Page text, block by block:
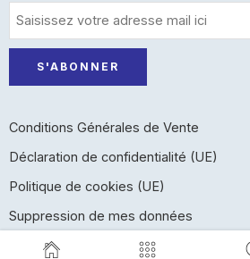
Conditions Générales de Vente
Déclaration de confidentialité (UE)
Politique de cookies (UE)
Suppression de mes données